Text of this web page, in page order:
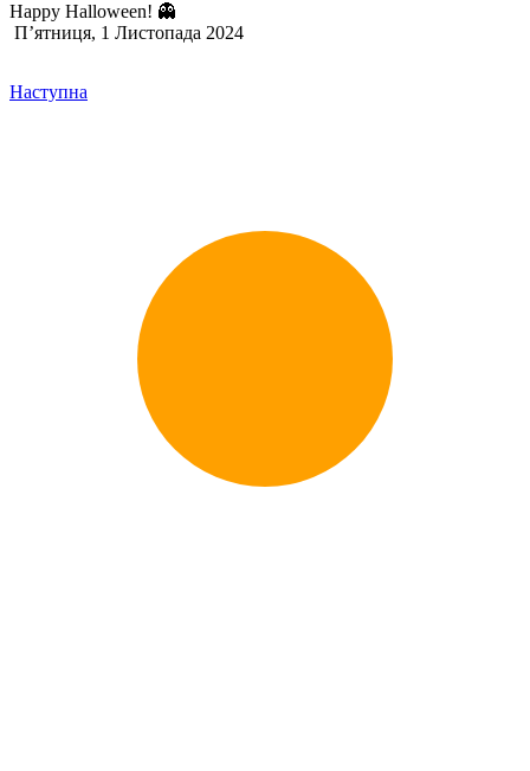
Happy Halloween! 👻
П’ятниця, 1 Листопада 2024
Наступна